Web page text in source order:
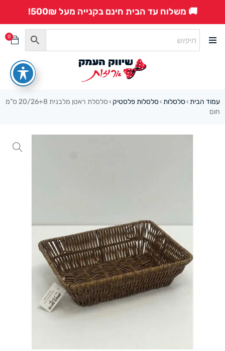
🚚 משלוח עד הבית חינם בקנייה מעל 500₪!
0
עמוד הבית ›סלסלות ›סלסלות פלסטיק ›
סלסלת ראטן מלבנית 20/26+8 ס”מ
חום